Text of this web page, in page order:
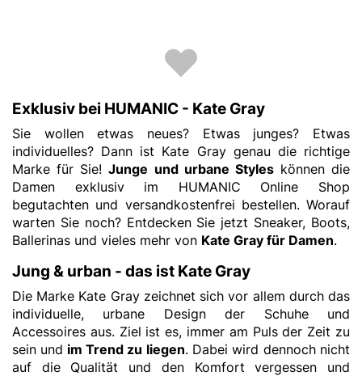
Exklusiv bei HUMANIC - Kate Gray
Sie wollen etwas neues? Etwas junges? Etwas
individuelles? Dann ist Kate Gray genau die richtige
Marke für Sie!Junge und urbane Styleskönnen die
Damen exklusiv im HUMANIC Online Shop
begutachten und versandkostenfrei bestellen. Worauf
warten Sie noch? Entdecken Sie jetzt Sneaker, Boots,
Ballerinas und vieles mehr von Kate Gray für Damen.
Jung & urban - das ist Kate Gray
Die Marke Kate Gray zeichnet sich vor allem durch das
individuelle, urbane Design der Schuhe und
Accessoires aus. Ziel ist es, immer am Puls der Zeit zu
sein und im Trend zu liegen. Dabei wird dennoch nicht
auf die Qualität und den Komfort vergessen und